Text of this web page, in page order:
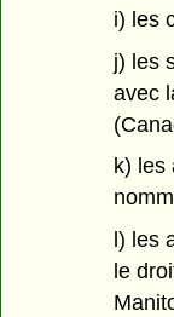
i) les
j) les
avec
k) les
l) les
le